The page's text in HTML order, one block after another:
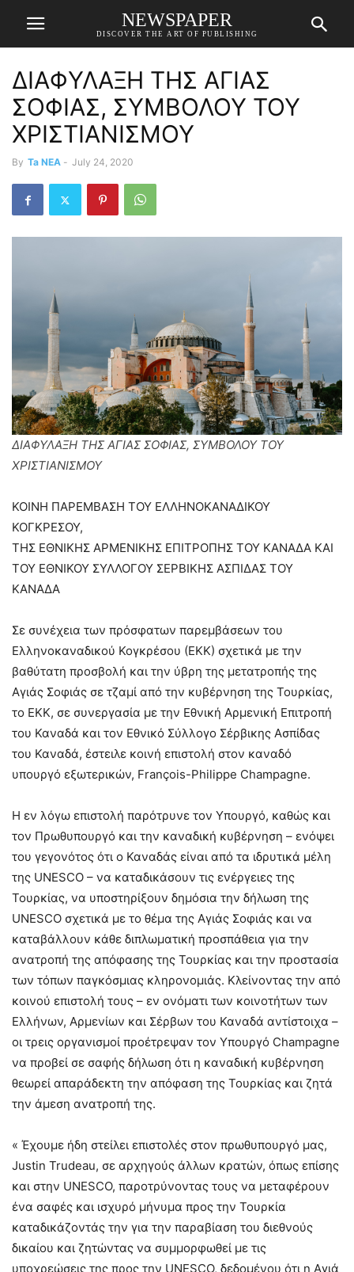
NEWSPAPER
DISCOVER THE ART OF PUBLISHING
ΔΙΑΦΥΛΑΞΗ ΤΗΣ ΑΓΙΑΣ
ΣΟΦΙΑΣ, ΣΥΜΒΟΛΟΥ ΤΟΥ
ΧΡΙΣΤΙΑΝΙΣΜΟΥ
By Ta NEA - July 24, 2020
ΔΙΑΦΥΛΑΞΗ ΤΗΣ ΑΓΙΑΣ ΣΟΦΙΑΣ, ΣΥΜΒΟΛΟΥ ΤΟΥ
ΧΡΙΣΤΙΑΝΙΣΜΟΥ
ΚΟΙΝΗ ΠΑΡΕΜΒΑΣΗ ΤΟΥ ΕΛΛΗΝΟΚΑΝΑΔΙΚΟΥ
ΚΟΓΚΡΕΣΟΥ,
ΤΗΣ ΕΘΝΙΚΗΣ ΑΡΜΕΝΙΚΗΣ ΕΠΙΤΡΟΠΗΣ ΤΟΥ ΚΑΝΑΔΑ ΚΑΙ
ΤΟΥ ΕΘΝΙΚΟΥ ΣΥΛΛΟΓΟΥ ΣΕΡΒΙΚΗΣ ΑΣΠΙΔΑΣ ΤΟΥ
ΚΑΝΑΔΑ
Σε συνέχεια των πρόσφατων παρεμβάσεων του
Ελληνοκαναδικού Κογκρέσου (ΕΚΚ) σχετικά με την
βαθύτατη προσβολή και την ύβρη της μετατροπής της
Αγιάς Σοφιάς σε τζαμί από την κυβέρνηση της Τουρκίας,
το ΕΚΚ, σε συνεργασία με την Εθνική Αρμενική Επιτροπή
του Καναδά και τον Εθνικό Σύλλογο Σέρβικης Ασπίδας
του Καναδά, έστειλε κοινή επιστολή στον καναδό
υπουργό εξωτερικών, François-Philippe Champagne.
Η εν λόγω επιστολή παρότρυνε τον Υπουργό, καθώς και
τον Πρωθυπουργό και την καναδική κυβέρνηση – ενόψει
του γεγονότος ότι ο Καναδάς είναι από τα ιδρυτικά μέλη
της UNESCO – να καταδικάσουν τις ενέργειες της
Τουρκίας, να υποστηρίξουν δημόσια την δήλωση της
UNESCO σχετικά με το θέμα της Αγιάς Σοφιάς και να
καταβάλλουν κάθε διπλωματική προσπάθεια για την
ανατροπή της απόφασης της Τουρκίας και την προστασία
των τόπων παγκόσμιας κληρονομιάς. Κλείνοντας την από
κοινού επιστολή τους – εν ονόματι των κοινοτήτων των
Ελλήνων, Αρμενίων και Σέρβων του Καναδά αντίστοιχα –
οι τρεις οργανισμοί προέτρεψαν τον Υπουργό Champagne
να προβεί σε σαφής δήλωση ότι η καναδική κυβέρνηση
θεωρεί απαράδεκτη την απόφαση της Τουρκίας και ζητά
την άμεση ανατροπή της.
« Έχουμε ήδη στείλει επιστολές στον πρωθυπουργό μας,
Justin Trudeau, σε αρχηγούς άλλων κρατών, όπως επίσης
και στην UNESCO, παροτρύνοντας τους να μεταφέρουν
ένα σαφές και ισχυρό μήνυμα προς την Τουρκία
καταδικάζοντάς την για την παραβίαση του διεθνούς
δικαίου και ζητώντας να συμμορφωθεί με τις
υποχρεώσεις της προς την UNESCO, δεδομένου ότι η Αγιά